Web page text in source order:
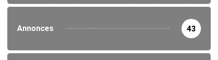
Annonces 43